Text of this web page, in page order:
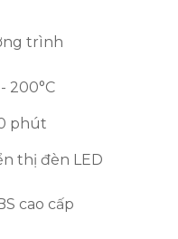
trình
200°C
phút
thị đèn LED
cao cấp